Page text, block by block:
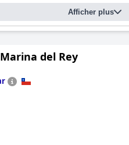
Afficher plus
del Rey